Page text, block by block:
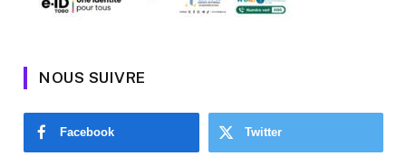
NOUS SUIVRE
Facebook Twitter